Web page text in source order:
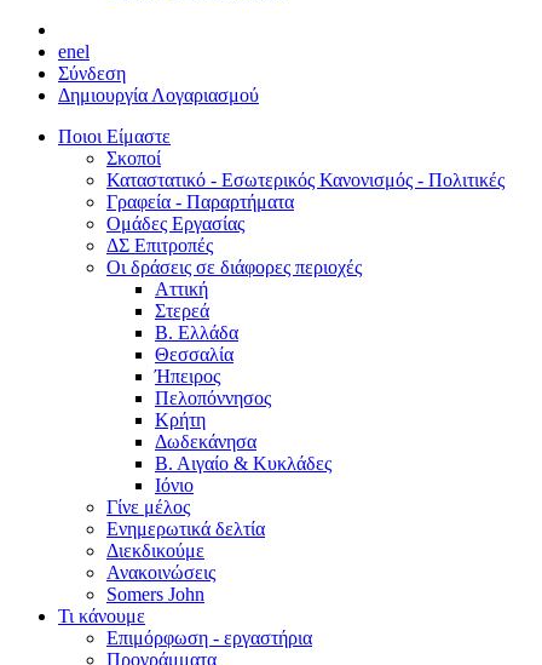
enel
Σύνδεση
Δημιουργία Λογαριασμού
Ποιοι Είμαστε
Σκοποί
Καταστατικό - Εσωτερικός Κανονισμός - Πολιτικές
Γραφεία - Παραρτήματα
Ομάδες Εργασίας
ΔΣ Επιτροπές
Οι δράσεις σε διάφορες περιοχές
Αττική
Στερεά
Β. Ελλάδα
Θεσσαλία
Ήπειρος
Πελοπόννησος
Κρήτη
Δωδεκάνησα
Β. Αιγαίο & Κυκλάδες
Ιόνιο
Γίνε μέλος
Ενημερωτικά δελτία
Διεκδικούμε
Ανακοινώσεις
Somers John
Τι κάνουμε
Επιμόρφωση - εργαστήρια
Προγράμματα